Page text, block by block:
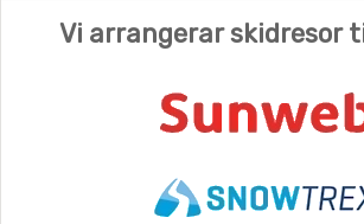
Vi arrangerar skidresor